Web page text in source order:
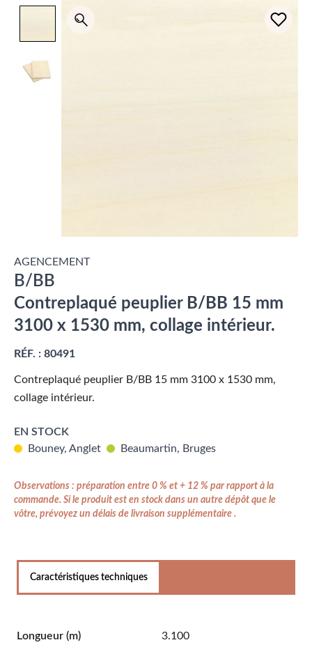
AGENCEMENT
B/BB
Contreplaqué peuplier B/BB 15 mm
3100 x 1530 mm, collage intérieur.
RÉF. : 80491
Contreplaqué peuplier B/BB 15 mm 3100 x 1530 mm,
collage intérieur.
EN STOCK
Bouney, Anglet
Beaumartin, Bruges
Observations : préparation entre 0 % et + 12 % par rapport à la
commande. Si le produit est en stock dans un autre dépôt que le
vôtre, prévoyez un délais de livraison supplémentaire .
Caractéristiques techniques
Longueur (m) 3.100